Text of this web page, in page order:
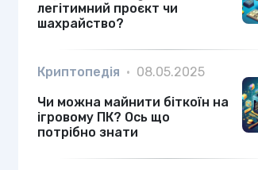
легітимний проєкт чи
шахрайство?
Криптопедія • 08.05.2025
Чи можна майнити біткоїн на
ігровому ПК? Ось що
потрібно знати